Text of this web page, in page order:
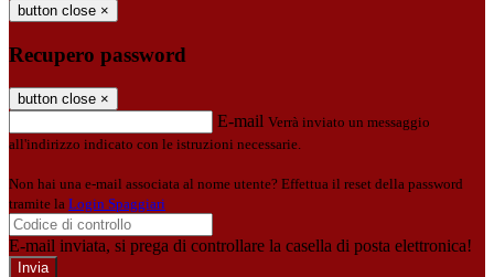
button close ×
Recupero password
button close ×
E-mail Verrà inviato un messaggio
all'indirizzo indicato con le istruzioni necessarie.
Non hai una e-mail associata al nome utente? Effettua il reset della password
tramite la Login Spaggiari
E-mail inviata, si prega di controllare la casella di posta elettronica!